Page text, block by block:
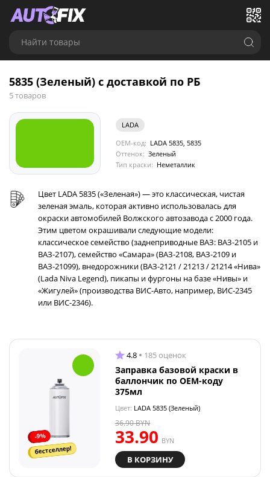
Найти товары
5835 (Зеленый) с доставкой по РБ
5 товаров
LADA
OEM-код: LADA 5835, 5835
Оттенок: Зеленый
Тип краски: Неметаллик
Цвет LADA 5835 («Зеленая») — это классическая, чистая
зеленая эмаль, которая активно использовалась для
окраски автомобилей Волжского автозавода с 2000 года.
Этим цветом окрашивали следующие модели:
классическое семейство (заднеприводные ВАЗ: ВАЗ-2105 и
ВАЗ-2107), семейство «Самара» (ВАЗ-2108, ВАЗ-2109 и
ВАЗ-21099), внедорожники (ВАЗ-2121 / 21213 / 21214 «Нива»
(Lada Niva Legend), пикапы и фургоны на базе «Нивы» и
«Жигулей» (производства ВИС-Авто, например, ВИС-2345
или ВИС-2346).
-9%
бестселлер!
4.8 185 оценок
Заправка базовой краски в
баллончик по OEM-коду
375мл
Цвет: LADA 5835 (Зеленый)
33.90 BYN
36.90BYN
В КОРЗИНУ